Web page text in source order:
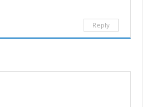
Reply